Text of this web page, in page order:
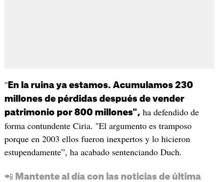
" En la ruina ya estamos. Acumulamos 230
millones de pérdidas después de vender
patrimonio por 800 millones", ha defendido de
forma contundente Ciria. "El argumento es tramposo
porque en 2003 ellos fueron inexpertos y lo hicieron
estupendamente”, ha acabado sentenciando Duch.
📲 Mantente al día con las noticias de última